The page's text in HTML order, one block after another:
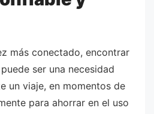
más conectado, encontrar
ser una necesidad
un viaje, en momentos de
para ahorrar en el uso